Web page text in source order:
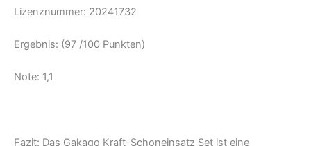
Lizenznummer: 20241732
Ergebnis: (97 /100 Punkten)
Note: 1,1
Fazit: Das Gakago Kraft-Schoneinsatz Set ist eine